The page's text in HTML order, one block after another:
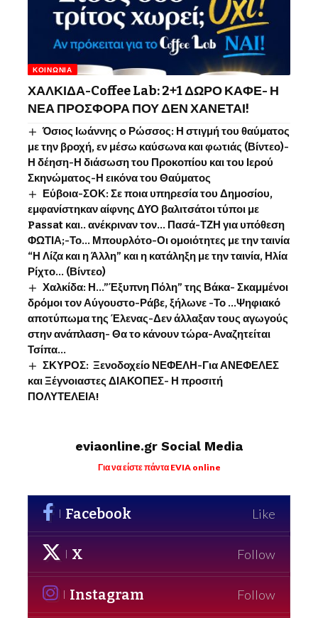
ΚΟΙΝΩΝΊΑ
ΧΑΛΚΙΔΑ-Coffee Lab: 2+1 ΔΩΡΟ ΚΑΦΕ- Η
ΝΕΑ ΠΡΟΣΦΟΡΑ ΠΟΥ ΔΕΝ ΧΑΝΕΤΑΙ!
Όσιος Ιωάννης o Ρώσσος: Η στιγμή του θαύματος
με την βροχή, εν μέσω καύσωνα και φωτιάς (Βίντεο)-
Η δέηση-Η διάσωση του Προκοπίου και του Ιερού
Σκηνώματος-Η εικόνα του Θαύματος
Εύβοια-ΣΟΚ: Σε ποια υπηρεσία του Δημοσίου,
εμφανίστηκαν αίφνης ΔΥΟ βαλιτσάτοι τύποι με
Passat και.. ανέκριναν τον… Πασά-ΤΖΗ για υπόθεση
ΦΩΤΙΑ;-Το… Μπουρλότο-Οι ομοιότητες με την ταινία
“Η Λίζα και η Άλλη” και η κατάληξη με την ταινία, Ηλία
Ρίχτο… (Βίντεο)
Χαλκίδα: Η…”Έξυπνη Πόλη” της Βάκα- Σκαμμένοι
δρόμοι τον Αύγουστο-Ράβε, ξήλωνε -Το …Ψηφιακό
αποτύπωμα της Έλενας-Δεν άλλαξαν τους αγωγούς
στην ανάπλαση- Θα το κάνουν τώρα-Αναζητείται
Τσίπα…
ΣΚΥΡΟΣ: Ξενοδοχείο ΝΕΦΕΛΗ-Για ΑΝΕΦΕΛΕΣ
και Ξέγνοιαστες ΔΙΑΚΟΠΕΣ- Η προσιτή
ΠΟΛΥΤΕΛΕΙΑ!
eviaonline.gr Social Media
Για να είστε πάντα EVIA online
Facebook Like
X Follow
Instagram Follow